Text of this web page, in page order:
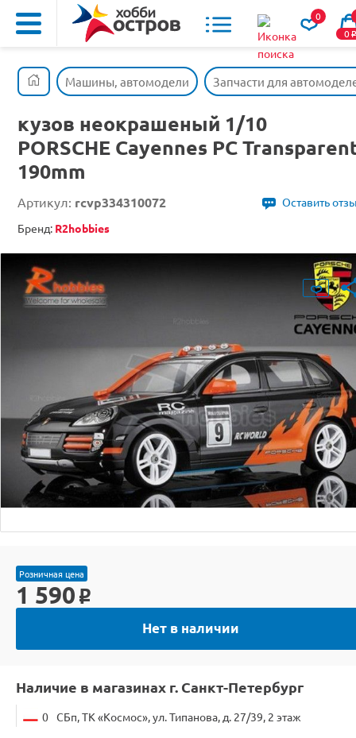
0
0o
Машины, автомодели Запчасти для
кузов неокрашеный 1/10
PORSCHE Cayennes PC
190mm
Артикул: rcvp334310072
Оставить
Бренд: R2hobbies
Розничная цена
1 590 o
Нет в наличии
Наличие в магазинах г. Санкт-Петербург
0 СБп, ТК «Космос», ул. Типанова, д. 27/39, 2 этаж